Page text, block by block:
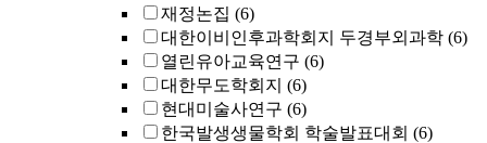
재정논집 (6)
대한이비인후과학회지 두경부외과학 (6)
열린유아교육연구 (6)
대한무도학회지 (6)
현대미술사연구 (6)
한국발생생물학회 학술발표대회 (6)